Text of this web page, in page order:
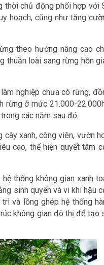
thời chủ động phối hợp với
hoạch, cũng như tăng
theo hướng nâng cao
thuần loài sang rừng hỗn
nghiệp chưa có rừng,
rừng ở mức 21.000-
các năm sau đó.
xanh, công viên, vườn
cao, thể hiện quyết tâm
thống không gian xanh
sinh quyển và vi khí hậu
và lồng ghép hệ thống
không gian đô thị để tạo